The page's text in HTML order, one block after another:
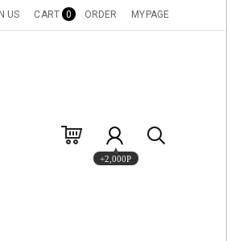
US CART 0 ORDER MYPAGE
+2,000P